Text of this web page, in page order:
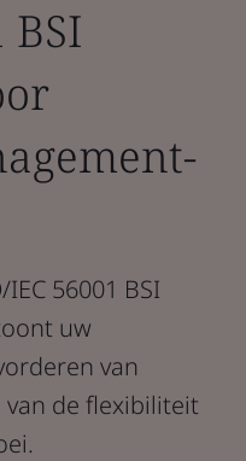
BSI
56001 BSI
uw
van
de flexibiliteit